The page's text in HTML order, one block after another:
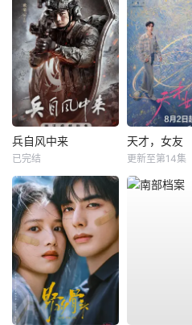
兵自风中来
已完结
天才，女友
更新至第14集